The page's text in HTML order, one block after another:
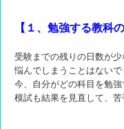
【１、勉強する教科
受験までの残りの日数が
悩んでしまうことはないで
今、自分がどの科目を勉
模試も結果を見直して、